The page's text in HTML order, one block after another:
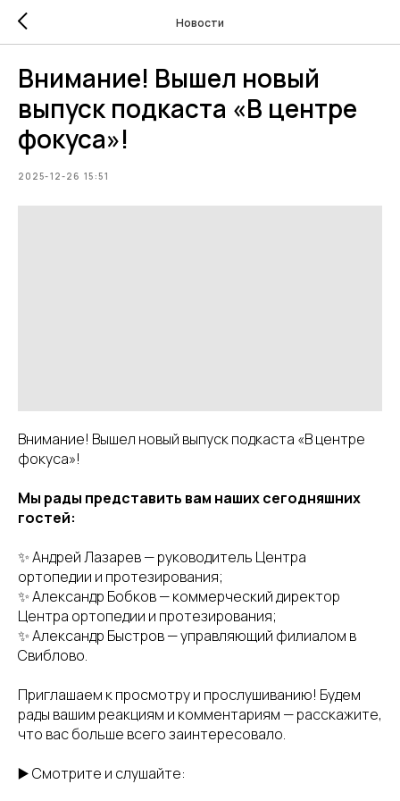
Новости
Внимание! Вышел новый
выпуск подкаста «В центре
фокуса»!
2025-12-26 15:51
Внимание! Вышел новый выпуск подкаста «В центре
фокуса»!
Мы рады представить вам наших сегодняшних
гостей:
✨ Андрей Лазарев — руководитель Центра
ортопедии и протезирования;
✨ Александр Бобков — коммерческий директор
Центра ортопедии и протезирования;
✨ Александр Быстров — управляющий филиалом в
Свиблово.
Приглашаем к просмотру и прослушиванию! Будем
рады вашим реакциям и комментариям — расскажите,
что вас больше всего заинтересовало.
▶️ Смотрите и слушайте: